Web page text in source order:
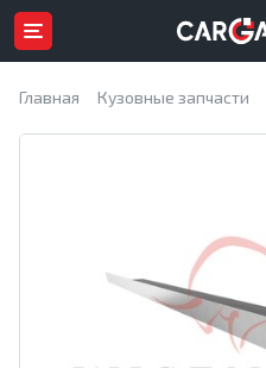
Главная Кузовные запчасти